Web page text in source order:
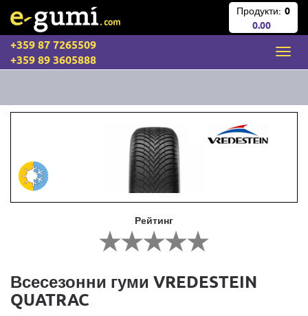
Продукти: 0
0.00
+359 87 7265509
+359 89 3605888
Рейтинг
Всесезонни гуми VREDESTEIN
QUATRAC